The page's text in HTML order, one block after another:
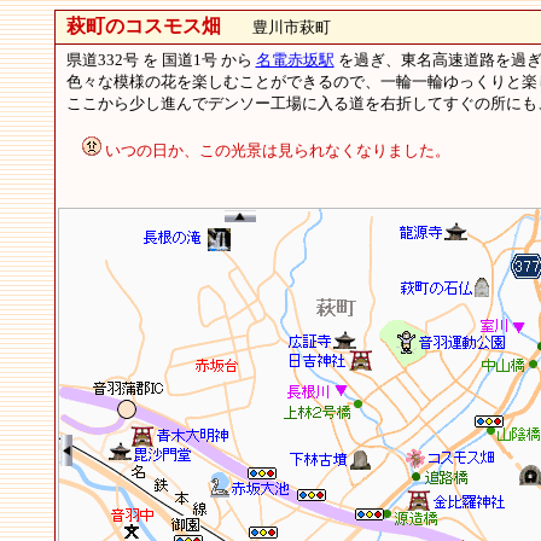
萩町のコスモス畑 豊川市萩町
県道332号 を 国道1号 から 名電赤坂駅 を過ぎ、東名高速道路を過
色々な模様の花を楽しむことができるので、一輪一輪ゆっくりと
ここから少し進んでデンソー工場に入る道を右折してすぐの所に
いつの日か、この光景は見られなくなりました。